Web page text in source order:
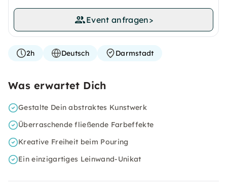
Event anfragen>
2h Deutsch Darmstadt
Was erwartet Dich
Gestalte Dein abstraktes Kunstwerk
Überraschende fließende Farbeffekte
Kreative Freiheit beim Pouring
Ein einzigartiges Leinwand-Unikat